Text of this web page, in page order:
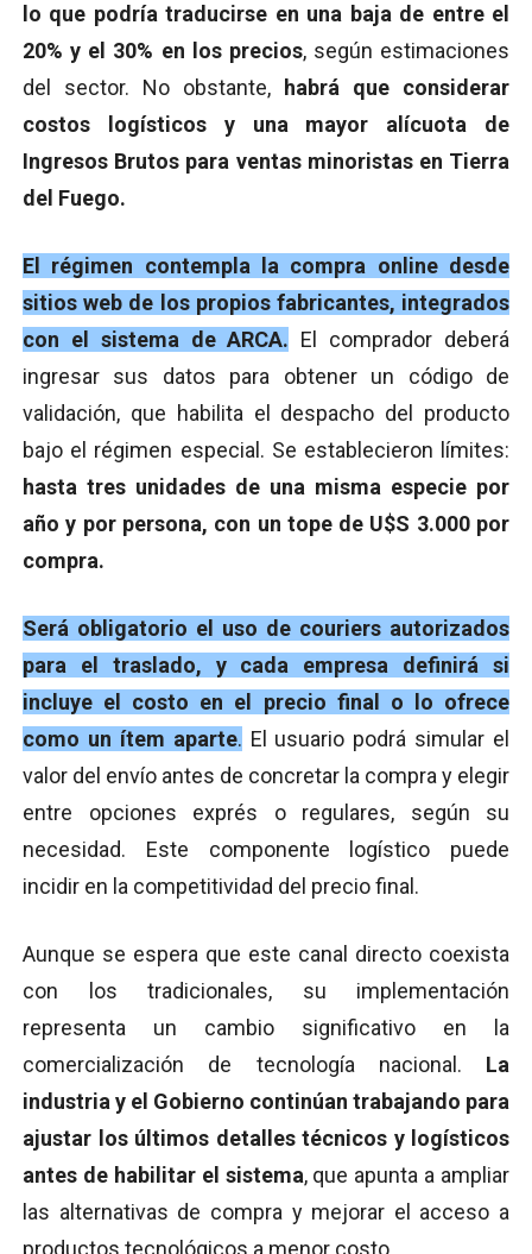
lo que podría traducirse en una baja de entre el
20% y el 30% en los precios, según estimaciones
del sector. No obstante,
habrá que considerar
costos logísticos y una mayor alícuota de
Ingresos Brutos para ventas minoristas en Tierra
del Fuego.
El régimen contempla la compra online desde
sitios web de los propios fabricantes, integrados
con el sistema de ARCA. El comprador deberá
ingresar sus datos para obtener un código de
validación, que habilita el despacho del producto
bajo el régimen especial. Se establecieron límites:
hasta tres unidades de una misma especie por
año y por persona, con un tope de U$S 3.000 por
compra.
Será obligatorio el uso de couriers autorizados
para el traslado, y cada empresa definirá si
incluye el costo en el precio final o lo ofrece
como un ítem aparte. El usuario podrá simular el
valor del envío antes de concretar la compra y elegir
entre opciones exprés o regulares, según su
necesidad. Este componente logístico puede
incidir en la competitividad del precio final.
Aunque se espera que este canal directo coexista
con los tradicionales, su implementación
representa un cambio significativo en la
comercialización de tecnología nacional. La
industria y el Gobierno continúan trabajando para
ajustar los últimos detalles técnicos y logísticos
antes de habilitar el sistema, que apunta a ampliar
las alternativas de compra y mejorar el acceso a
productos tecnológicos a menor costo.